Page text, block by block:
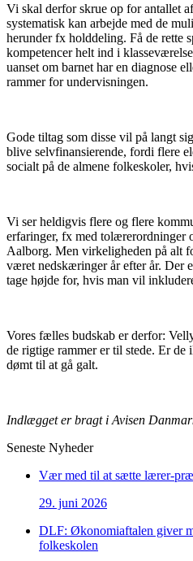
Vi skal derfor skrue op for antallet
systematisk kan arbejde med de
herunder fx holddeling. Få de rette
kompetencer helt ind i
uanset om barnet har en diagnose
rammer for undervisningen.
Gode tiltag som disse vil på langt
blive selvfinansierende, fordi flere
socialt på de almene folkeskoler,
Vi ser heldigvis flere og flere
erfaringer, fx med tolærerordninger
Aalborg. Men virkeligheden på alt
været nedskæringer år efter år. Der
tage højde for, hvis man vil
Vores fælles budskab er derfor:
de rigtige rammer er til stede. Er
dømt til at gå galt.
Indlægget er bragt i Avisen
Seneste Nyheder
Vær med til at sætte lærer-
29. juni 2026
DLF: Økonomiaftalen giver
folkeskolen